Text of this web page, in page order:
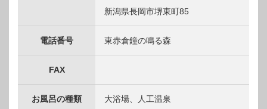
新潟県長岡市堺東町85
電話番号 東赤倉鐘の鳴る森
FAX
お風呂の種類 大浴場、人工温泉